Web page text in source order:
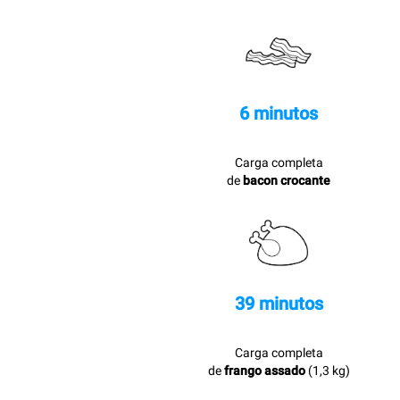
6 minutos
Carga completa
de bacon crocante
39 minutos
Carga completa
defrango assado(1,3 kg)